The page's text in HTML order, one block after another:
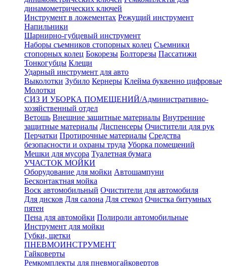
динамометрических ключей
Инструмент в ложементах Режущий инструмент
Напильники
Шарнирно-губцевый инструмент
Наборы съемников стопорных колец Съемники
стопорных колец Бокорезы Болторезы Пассатижи
Тонкогубцы Клещи
Ударный инструмент для авто
Выколотки Зубило Кернеры Клейма буквенно цифровые
Молотки
СИЗ И УБОРКА ПОМЕЩЕНИЙ/Административно-
хозяйственный отдел
Ветошь Внешние защитные материалы Внутренние
защитные материалы Диспенсеры Очистители для рук
Перчатки Протирочные материалы Средства
безопасности и охраны труда Уборка помещений
Мешки для мусора Туалетная бумага
УЧАСТОК МОЙКИ
Оборудование для мойки Автошампуни
Бесконтактная мойка
Воск автомобильный Очистители для автомобиля
Для дисков Для салона Для стекол Очистка битумных
пятен
Пена для автомойки Полироли автомобильные
Инструмент для мойки
Губки, щетки
ПНЕВМОИНСТРУМЕНТ
Гайковерты
Ремкомплекты для пневмогайковертов